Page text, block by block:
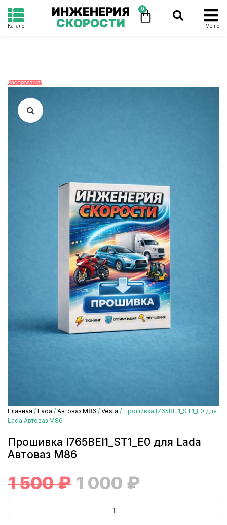
Каталог
ИНЖЕНЕРИЯ
СКОРОСТИ
0
Меню
Распродажа!
Главная / Lada / Автоваз М86 / Vesta / Прошивка I765BEI1_ST1_E0 для
Lada Автоваз М86
Прошивка I765BEI1_ST1_E0 для Lada
Автоваз М86
1 500₽ 1 000 ₽